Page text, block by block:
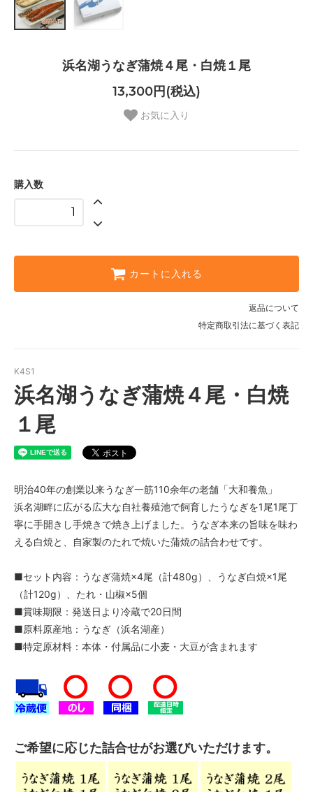
浜名湖うなぎ蒲焼４尾・白焼１尾
13,300円(税込)
お気に入り
購入数
カートに入れる
返品について
特定商取引法に基づく表記
K4S1
浜名湖うなぎ蒲焼４尾・白焼
１尾
明治40年の創業以来うなぎ一筋110余年の老舗「大和養魚」
浜名湖畔に広がる広大な自社養殖池で飼育したうなぎを1尾1尾丁
寧に手開きし手焼きで焼き上げました。うなぎ本来の旨味を味わ
える白焼と、自家製のたれで焼いた蒲焼の詰合わせです。
■セット内容：うなぎ蒲焼×4尾（計480g）、うなぎ白焼×1尾
（計120g）、たれ・山椒×5個
■賞味期限：発送日より冷蔵で20日間
■原料原産地：うなぎ（浜名湖産）
■特定原材料：本体・付属品に小麦・大豆が含まれます
ご希望に応じた詰合せがお選びいただけます。